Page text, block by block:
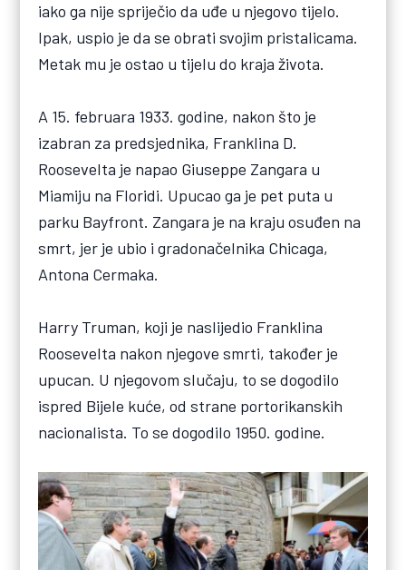
iako ga nije spriječio da uđe u njegovo tijelo.
Ipak, uspio je da se obrati svojim pristalicama.
Metak mu je ostao u tijelu do kraja života.
A 15. februara 1933. godine, nakon što je
izabran za predsjednika, Franklina D.
Roosevelta je napao Giuseppe Zangara u
Miamiju na Floridi. Upucao ga je pet puta u
parku Bayfront. Zangara je na kraju osuđen na
smrt, jer je ubio i gradonačelnika Chicaga,
Antona Cermaka.
Harry Truman, koji je naslijedio Franklina
Roosevelta nakon njegove smrti, također je
upucan. U njegovom slučaju, to se dogodilo
ispred Bijele kuće, od strane portorikanskih
nacionalista. To se dogodilo 1950. godine.